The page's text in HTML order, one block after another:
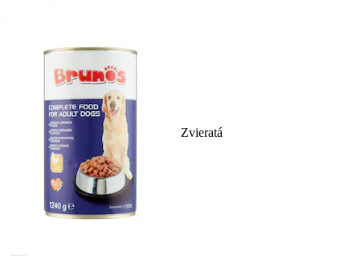
Zvieratá